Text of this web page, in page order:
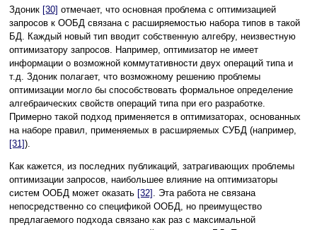
Здоник [30] отмечает, что основная проблема с оптимизацией
запросов к ООБД связана с расширяемостью набора типов в такой
БД. Каждый новый тип вводит собственную алгебру, неизвестную
оптимизатору запросов. Например, оптимизатор не имеет
информации о возможной коммутативности двух операций типа и
т.д. Здоник полагает, что возможному решению проблемы
оптимизации могло бы способствовать формальное определение
алгебраических свойств операций типа при его разработке.
Примерно такой подход применяется в оптимизаторах, основанных
на наборе правил, применяемых в расширяемых СУБД (например,
[31]).
Как кажется, из последних публикаций, затрагивающих проблемы
оптимизации запросов, наибольшее влияние на оптимизаторы
систем ООБД может оказать [32] . Эта работа не связана
непосредственно со спецификой ООБД, но преимущество
предлагаемого подхода связано как раз с максимальной